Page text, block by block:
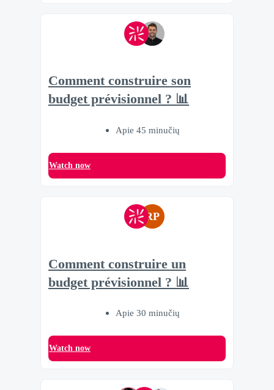
Comment construire son
budget prévisionnel ? 📊
Apie 45 minučių
Watch now
RP
Comment construire un
budget prévisionnel ? 📊
Apie 30 minučių
Watch now